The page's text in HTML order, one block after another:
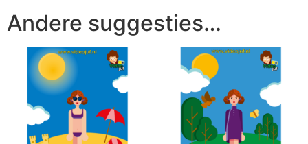
Andere suggesties…